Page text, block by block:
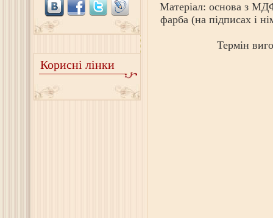
Корисні лінки
Матеріал: основа з
фарба (на підписах і
Термін